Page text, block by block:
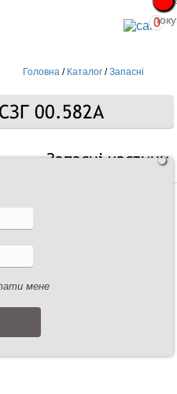
0
Головна / Каталог /Запасні
00.582А
Запасні частини
мене